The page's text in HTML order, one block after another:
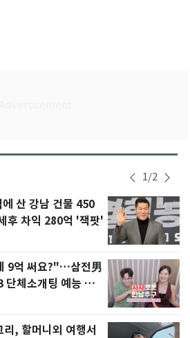
1/2
산 강남 건물 450
후 차익 280억 '잭팟'
9억 써요?"…삼전男
체소개팅 예능 화
, 할머니외 여행서